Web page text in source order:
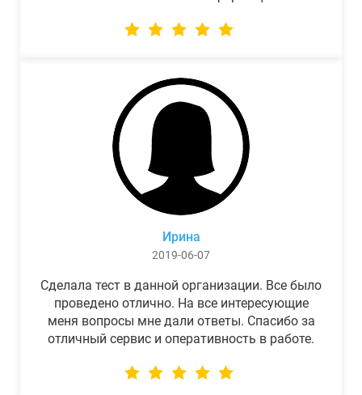
Ирина
2019-06-07
Сделала тест в данной организации. Все было
проведено отлично. На все интересующие
меня вопросы мне дали ответы. Спасибо за
отличный сервис и оперативность в работе.